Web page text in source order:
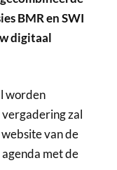
BMR en SWI
digitaal
worden
zal
van de
met de